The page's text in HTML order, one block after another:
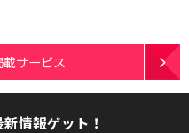
サービス
情報ゲット！